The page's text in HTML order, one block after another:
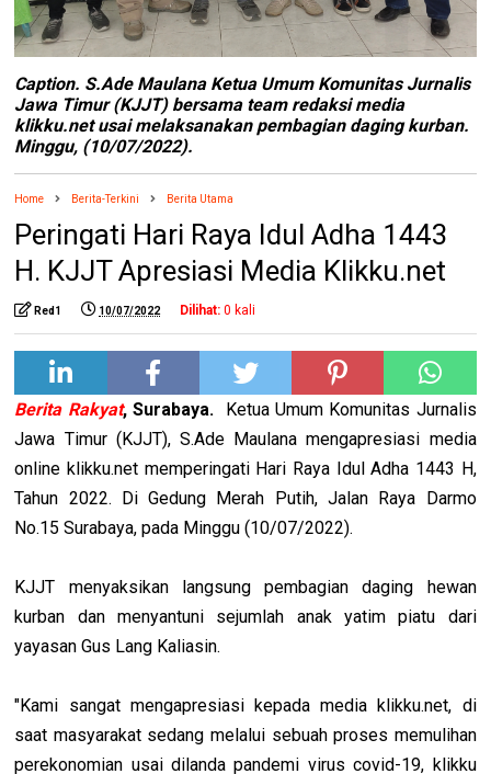
Caption. S.Ade Maulana Ketua Umum Komunitas Jurnalis
Jawa Timur (KJJT) bersama team redaksi media
klikku.net usai melaksanakan pembagian daging kurban.
Minggu, (10/07/2022).
Home Berita-Terkini Berita Utama
Peringati Hari Raya Idul Adha 1443
H. KJJT Apresiasi Media Klikku.net
Red1 10/07/2022 Dilihat: 0 kali
Berita Rakyat, Surabaya. Ketua Umum Komunitas Jurnalis
Jawa Timur (KJJT), S.Ade Maulana mengapresiasi media
online klikku.net memperingati Hari Raya Idul Adha 1443 H,
Tahun 2022. Di Gedung Merah Putih, Jalan Raya Darmo
No.15 Surabaya, pada Minggu (10/07/2022).
KJJT menyaksikan langsung pembagian daging hewan
kurban dan menyantuni sejumlah anak yatim piatu dari
yayasan Gus Lang Kaliasin.
"Kami sangat mengapresiasi kepada media klikku.net, di
saat masyarakat sedang melalui sebuah proses memulihan
perekonomian usai dilanda pandemi virus covid-19, klikku